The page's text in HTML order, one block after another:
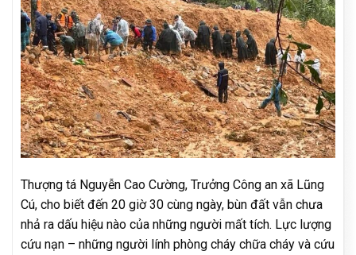
Thượng tá Nguyễn Cao Cường, Trưởng Công an xã Lũng
Cú, cho biết đến 20 giờ 30 cùng ngày, bùn đất vẫn chưa
nhả ra dấu hiệu nào của những người mất tích. Lực lượng
cứu nạn – những người lính phòng cháy chữa cháy và cứu